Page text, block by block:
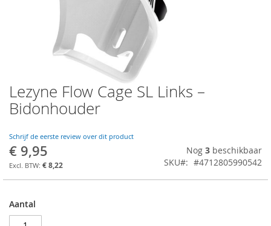
Lezyne Flow Cage SL Links –
Bidonhouder
Schrijf de eerste review over dit product
€ 9,95
€ 8,22
Nog 3 beschikbaar
SKU
#4712805990542
Aantal
Ga
naar
het
van
de
afbeeldingen-